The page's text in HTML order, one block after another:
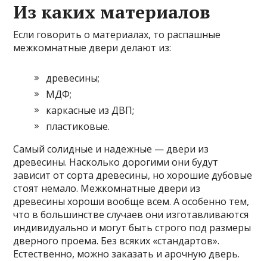
Из каких материалов
Если говорить о материалах, то распашные
межкомнатные двери делают из:
древесины;
МДФ;
каркасные из ДВП;
пластиковые.
Самый солидные и надежные — двери из
древесины. Насколько дорогими они будут
зависит от сорта древесины, но хорошие дубовые
стоят немало. Межкомнатные двери из
древесины хороши вообще всем. А особенно тем,
что в большинстве случаев они изготавливаются
индивидуально и могут быть строго под размеры
дверного проема. Без всяких «стандартов».
Естественно, можно заказать и арочную дверь.